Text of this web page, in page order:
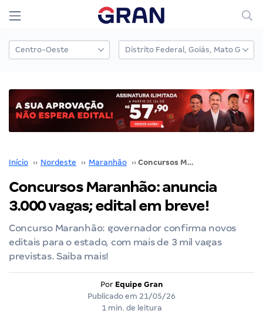
Início ›› Nordeste ›› Maranhão ›› Concursos Maranhão: anuncia 3.000 vagas; edital em breve!
Concursos Maranhão: anuncia
3.000 vagas; edital em breve!
Concurso Maranhão: governador confirma novos
editais para o estado, com mais de 3 mil vagas
previstas. Saiba mais!
Por Equipe Gran
Publicado em 21/05/26
1 min. de leitura